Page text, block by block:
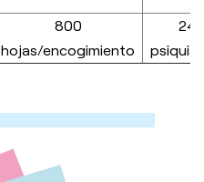
800
hojas/encogimiento
24